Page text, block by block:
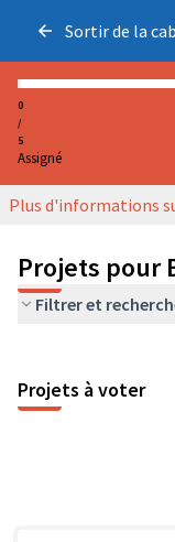
Sortir de la
0
/
5
Assigné
Plus d'informations
Projets pour
Filtrer et
Projets à voter